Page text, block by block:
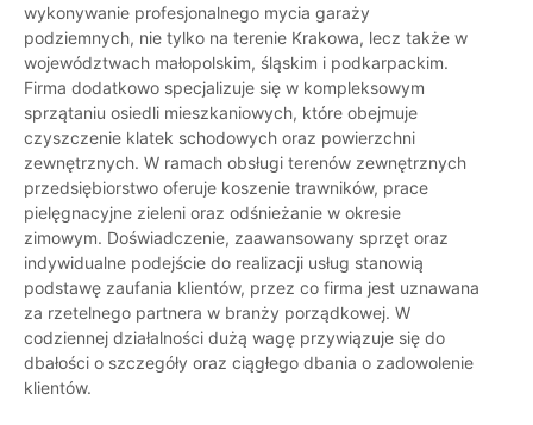
wykonywanie profesjonalnego mycia garaży
podziemnych, nie tylko na terenie Krakowa, lecz także w
województwach małopolskim, śląskim i podkarpackim.
Firma dodatkowo specjalizuje się w kompleksowym
sprzątaniu osiedli mieszkaniowych, które obejmuje
czyszczenie klatek schodowych oraz powierzchni
zewnętrznych. W ramach obsługi terenów zewnętrznych
przedsiębiorstwo oferuje koszenie trawników, prace
pielęgnacyjne zieleni oraz odśnieżanie w okresie
zimowym. Doświadczenie, zaawansowany sprzęt oraz
indywidualne podejście do realizacji usług stanowią
podstawę zaufania klientów, przez co firma jest uznawana
za rzetelnego partnera w branży porządkowej. W
codziennej działalności dużą wagę przywiązuje się do
dbałości o szczegóły oraz ciągłego dbania o zadowolenie
klientów.